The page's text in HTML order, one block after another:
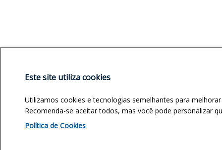
Este site utiliza cookies
Utilizamos cookies e tecnologias semelhantes para
Recomenda-se aceitar todos, mas você pode personalizar
Política de Cookies